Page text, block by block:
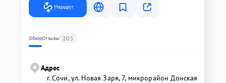
Маршрут
ОбзорОтзывы 205
Адрес
г. Сочи, ул. Новая Заря, 7, микрорайон Донская